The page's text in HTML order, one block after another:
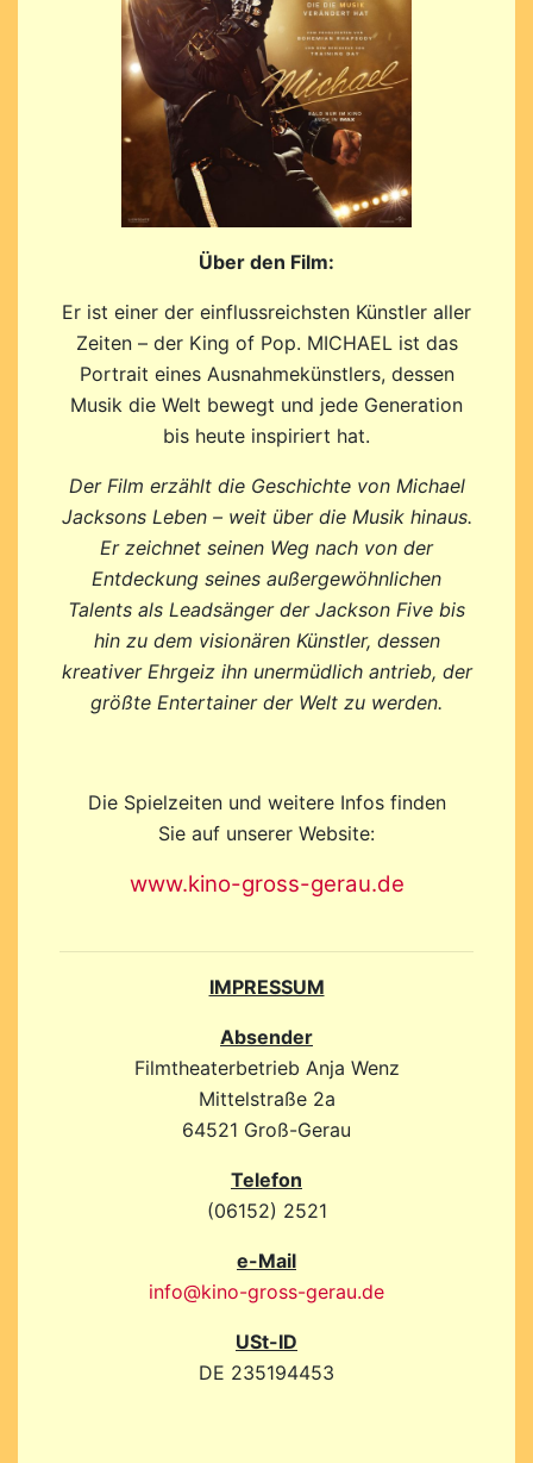
Über den Film:
Er ist einer der einflussreichsten Künstler aller
Zeiten – der King of Pop. MICHAEL ist das
Portrait eines Ausnahmekünstlers, dessen
Musik die Welt bewegt und jede Generation
bis heute inspiriert hat.
Der Film erzählt die Geschichte von Michael
Jacksons Leben – weit über die Musik hinaus.
Er zeichnet seinen Weg nach von der
Entdeckung seines außergewöhnlichen
Talents als Leadsänger der Jackson Five bis
hin zu dem visionären Künstler, dessen
kreativer Ehrgeiz ihn unermüdlich antrieb, der
größte Entertainer der Welt zu werden.
Die Spielzeiten und weitere Infos finden
Sie auf unserer Website:
www.kino-gross-gerau.de
IMPRESSUM
Absender
Filmtheaterbetrieb Anja Wenz
Mittelstraße 2a
64521 Groß-Gerau
Telefon
(06152) 2521
e-Mail
info@kino-gross-gerau.de
USt-ID
DE 235194453